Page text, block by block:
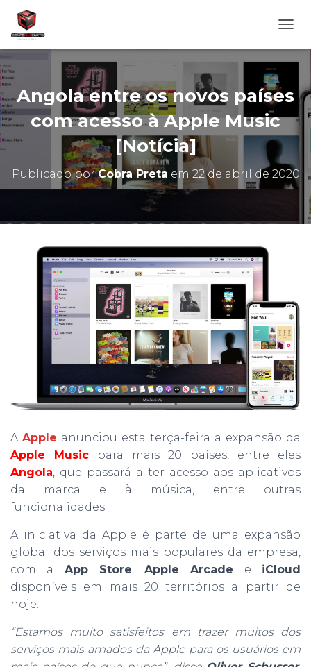
L
T
N
A
V
E
Ç
Angola entre os novos países
com acesso à Apple Music
[Notícia]
Publicado porCobra Preta em22 de abril de 2020
A Apple anunciou esta terça-feira a expansão da
Apple Music para mais 20 países, entre eles
Angola, que passará a ter acesso aos aplicativos
da marca e à música, entre outras
funcionalidades.
A iniciativa da Apple é parte de uma expansão
global dos serviços mais populares da empresa,
com a App Store,Apple Arcade e iCloud
disponíveis em mais 20 territórios a partir de
hoje.
“Estamos muito satisfeitos em trazer muitos dos
serviços mais amados da Apple para os usuários em